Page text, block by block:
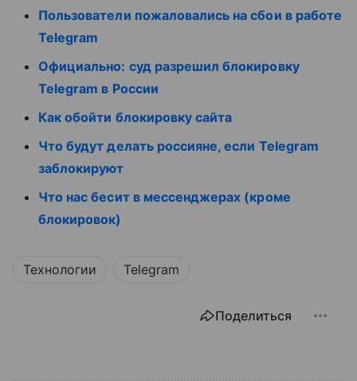
Пользователи пожаловались на сбои в работе
Telegram
Официально: суд разрешил блокировку
Telegram в России
Как обойти блокировку сайта
Что будут делать россияне, если Telegram
заблокируют
Что нас бесит в мессенджерах (кроме
блокировок)
Технологии Telegram
Поделиться